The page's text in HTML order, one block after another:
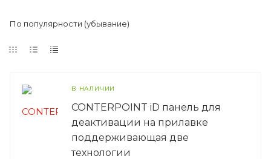
По популярности (убывание)
В НАЛИЧИИ
CONTERPOINT iD панель для
деактивации на прилавке
поддерживающая две
технологии